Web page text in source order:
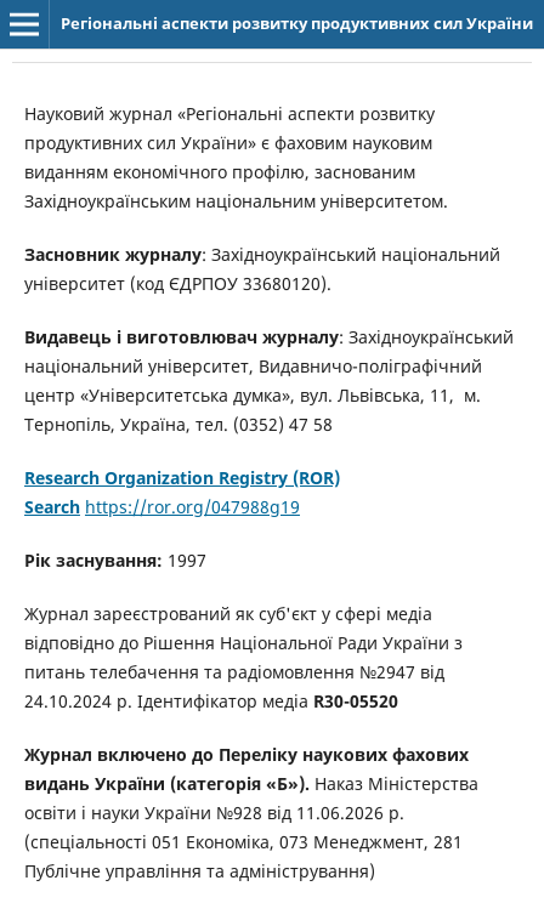
Регіональні аспекти розвитку продуктивних сил України
Науковий журнал «Регіональні аспекти розвитку
продуктивних сил України» є фаховим науковим
виданням економічного профілю, заснованим
Західноукраїнським національним університетом.
Засновник журналу: Західноукраїнський національний
університет (код ЄДРПОУ 33680120).
Видавець і виготовлювач журналу: Західноукраїнський
національний університет, Видавничо-поліграфічний
центр «Університетська думка», вул. Львівська, 11, м.
Тернопіль, Україна, тел. (0352) 47 58
Research Organization Registry (ROR)
Search https://ror.org/047988g19
Рік заснування: 1997
Журнал зареєстрований як суб'єкт у сфері медіа
відповідно до Рішення Національної Ради України з
питань телебачення та радіомовлення №2947 від
24.10.2024 р. Ідентифікатор медіа R30-05520
Журнал включено до Переліку наукових фахових
видань України (категорія «Б»). Наказ Міністерства
освіти і науки України №928 від 11.06.2026 р.
(спеціальності 051 Економіка, 073 Менеджмент, 281
Публічне управління та адміністрування)